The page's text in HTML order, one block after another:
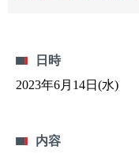
日時
2023年6月14日(水)
内容